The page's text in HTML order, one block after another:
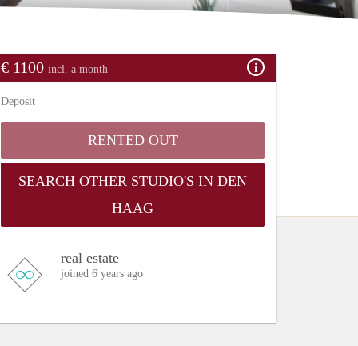
€ 1100 incl. a month
Deposit
RENTED OUT
SEARCH OTHER STUDIO'S IN DEN
HAAG
real estate
joined 6 years ago